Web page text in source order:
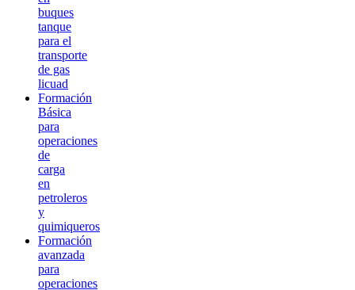
buques
tanque
para el
transporte
de gas
licuad
Formación
Básica
para
operaciones
de
carga
en
petroleros
y
quimiqueros
Formación
avanzada
para
operaciones